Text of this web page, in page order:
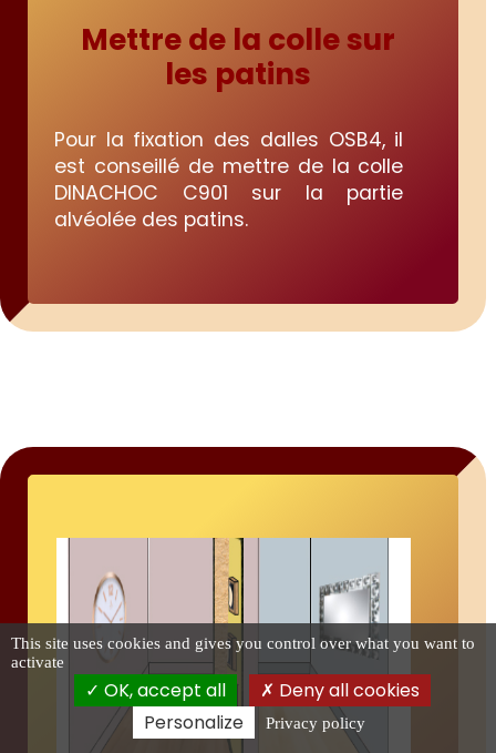
Mettre de la colle sur
les patins
Pour la fixation des dalles OSB4, il
est conseillé de mettre de la colle
DINACHOC C901 sur la partie
alvéolée des patins.
This site uses cookies and gives you control over what you want to
activate
OK, accept all
Deny all cookies
Personalize
Privacy policy